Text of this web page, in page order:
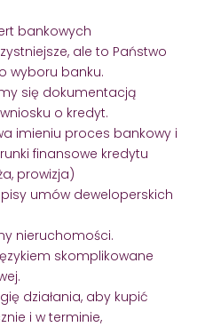
bankowych
ale to Państwo
wyboru banku.
się dokumentacją
o kredyt.
imieniu proces bankowy i
finansowe kredytu
prowizja)
umów deweloperskich
nieruchomości.
skomplikowane
działania, aby kupić
i w terminie,